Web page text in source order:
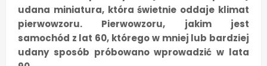
udana miniatura, która świetnie oddaje klimat
pierwowzoru. Pierwowzoru, jakim jest
samochód z lat 60, którego w mniej lub bardziej
udany sposób próbowano wprowadzić w lata